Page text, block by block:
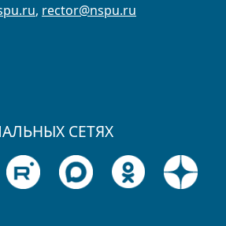
, rector@nspu.ru
СЕТЯХ